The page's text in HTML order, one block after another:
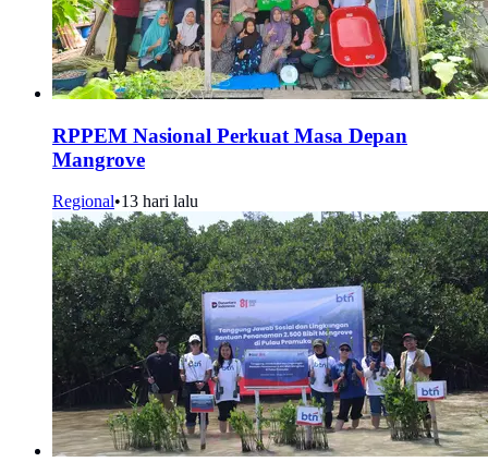
RPPEM Nasional Perkuat Masa Depan
Mangrove
Regional•13 hari lalu